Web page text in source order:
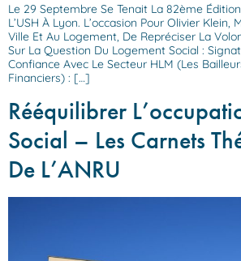
Le 29 Septembre Se Tenait La 82ème
L’USH À Lyon. L’occasion Pour Olivier Klein,
Ville Et Au Logement, De Repréciser La
Sur La Question Du Logement Social :
Confiance Avec Le Secteur HLM (les
Financiers) : […]
Rééquilibrer
Social – Les Carnets
De L’ANRU